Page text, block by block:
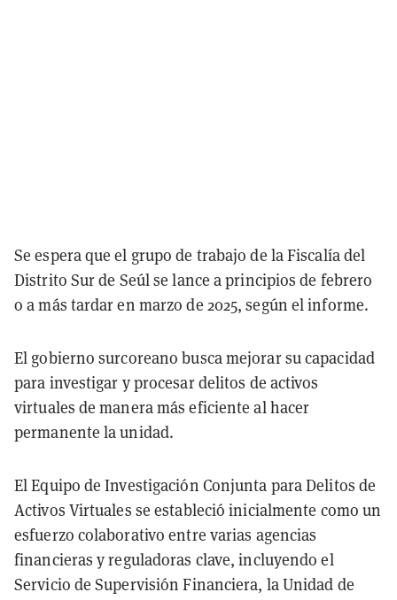
Se espera que el grupo de trabajo de la Fiscalía del
Distrito Sur de Seúl se lance a principios de febrero
o a más tardar en marzo de 2025, según el informe.
El gobierno surcoreano busca mejorar su capacidad
para investigar y procesar delitos de activos
virtuales de manera más eficiente al hacer
permanente la unidad.
El Equipo de Investigación Conjunta para Delitos de
Activos Virtuales se estableció inicialmente como un
esfuerzo colaborativo entre varias agencias
financieras y reguladoras clave, incluyendo el
Servicio de Supervisión Financiera, la Unidad de